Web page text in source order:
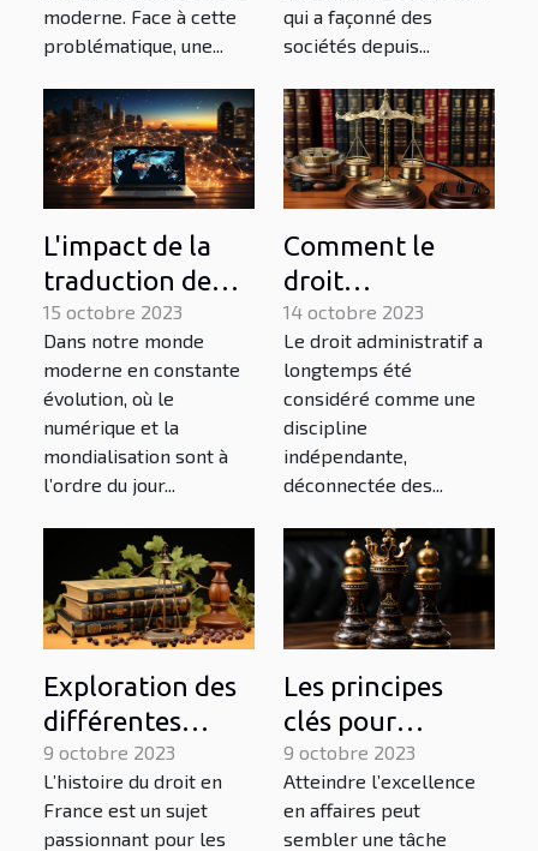
moderne. Face à cette
problématique, une...
qui a façonné des
sociétés depuis...
L'impact de la
traduction de
contenu digital
sur l'économie
internationale
15 octobre 2023
Dans notre monde
moderne en constante
évolution, où le
numérique et la
mondialisation sont à
l’ordre du jour...
Comment le
droit
administratif
influence
l'économie
14 octobre 2023
Le droit administratif a
longtemps été
considéré comme une
discipline
indépendante,
déconnectée des...
Exploration des
différentes
périodes de
l'histoire du
droit en France
9 octobre 2023
L’histoire du droit en
France est un sujet
passionnant pour les
Les principes
clés pour
atteindre
l'excellence en
affaires
9 octobre 2023
Atteindre l’excellence
en affaires peut
sembler une tâche